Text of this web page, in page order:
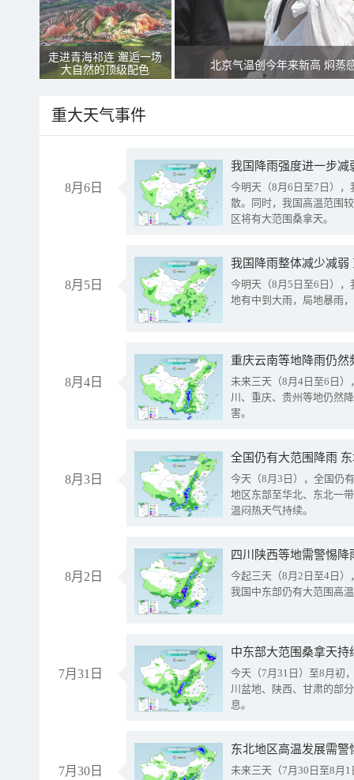
走进青海祁连 邂逅一场
大自然的顶级配色
北京气温创今年来新高 焖蒸
重大天气事件
8月6日
今明天（8月6日至7日）
散。同时，我国高温范围
区将有大范围桑拿天。
8月5日
我国降雨整体减少减弱
今明天（8月5日至6日）
地有中到大雨，局地暴雨
8月4日
重庆云南等地降雨仍然
未来三天（8月4日至6日
川、重庆、贵州等地仍然
害。
8月3日
全国仍有大范围降雨
今天（8月3日），全国仍
地区东部至华北、东北一
温闷热天气持续。
8月2日
今起三天（8月2日至4日
我国中东部仍有大范围高
7月31日
中东部大范围桑拿天
今天（7月31日）至8月初
川盆地、陕西、甘肃的部
息。
7月30日
东北地区高温发展需
未来三天（7月30日至8月